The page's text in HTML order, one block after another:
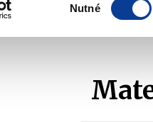
Nutné